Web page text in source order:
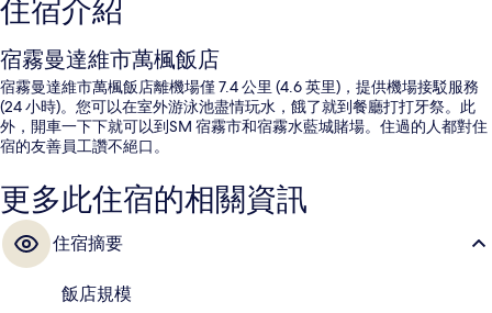
住宿介紹
宿霧曼達維市萬楓飯店
宿霧曼達維市萬楓飯店離機場僅 7.4 公里 (4.6 英里)，提供機場接駁服務
(24 小時)。您可以在室外游泳池盡情玩水，餓了就到餐廳打打牙祭。此
外，開車一下下就可以到SM 宿霧市和宿霧水藍城賭場。住過的人都對住
宿的友善員工讚不絕口。
更多此住宿的相關資訊
住宿摘要
飯店規模